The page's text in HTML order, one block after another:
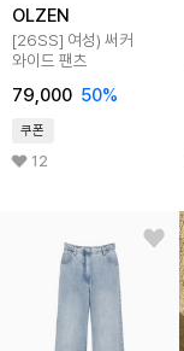
OLZEN
[26SS] 여성) 써커
와이드 팬츠
79,000 50%
쿠폰
12